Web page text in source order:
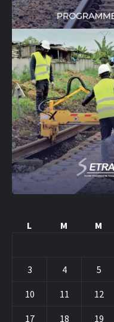
L
M M
3 4 5
10 11 12
17 18 19